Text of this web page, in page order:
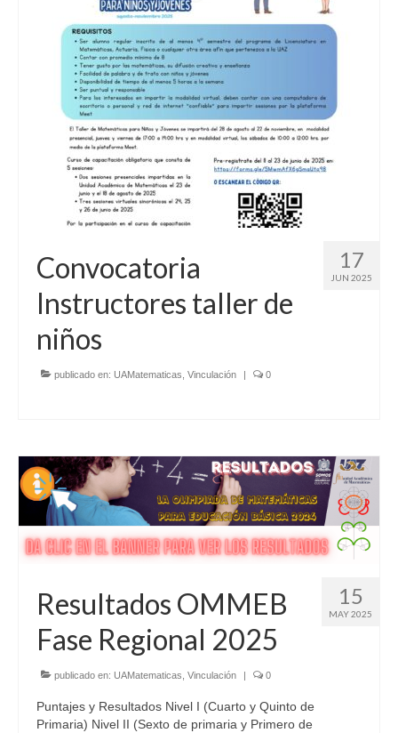
17
JUN 2025
Convocatoria
Instructores taller de
niños
publicado en: UAMatematicas Vinculación | 0
15
MAY 2025
Resultados OMMEB
Fase Regional 2025
publicado en: UAMatematicas Vinculación | 0
Puntajes y Resultados Nivel I (Cuarto y Quinto de
Primaria) Nivel II (Sexto de primaria y Primero de